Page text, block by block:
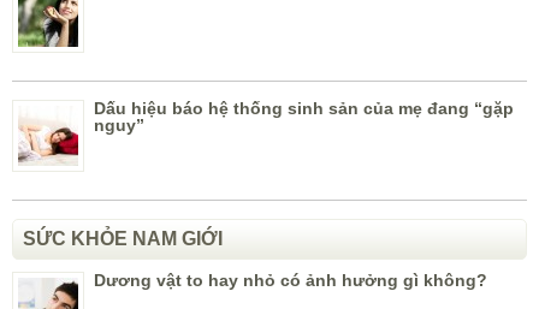
Dấu hiệu báo hệ thống sinh sản của mẹ đang “gặp
nguy”
SỨC KHỎE NAM GIỚI
Dương vật to hay nhỏ có ảnh hưởng gì không?